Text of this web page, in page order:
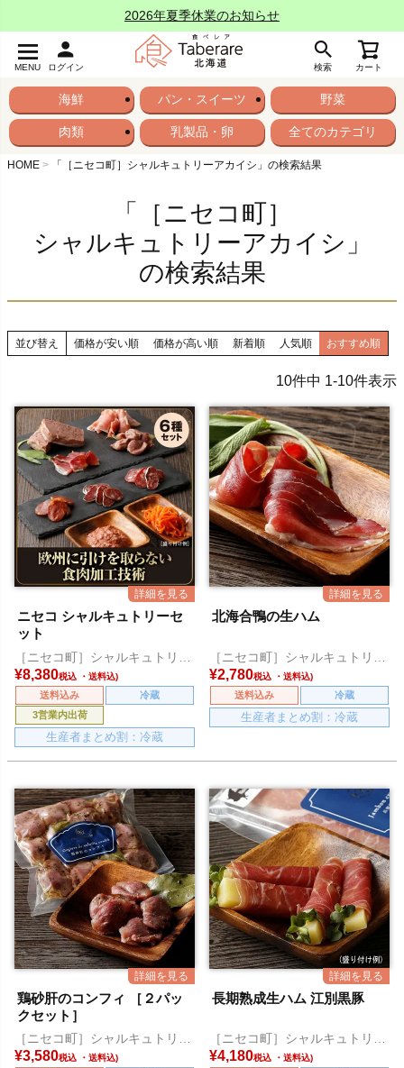
2026年夏季休業のお知らせ
MENU ログイン 検索 カート
海鮮 パン・スイーツ 野菜
肉類 乳製品・卵 全てのカテゴリ
HOME 「［ニセコ町］シャルキュトリーアカイシ」の検索結果
「［ニセコ町］
シャルキュトリーアカイシ」
の検索結果
並び替え 価格が安い順 価格が高い順 新着順 人気順 おすすめ順
10件中 1-10件表示
ニセコ シャルキュトリーセ
ット
［ニセコ町］シャルキュトリー
アカイシ
¥8,380税込
送料込み
冷蔵
3営業内出荷
生産者まとめ割：冷蔵
北海合鴨の生ハム
［ニセコ町］シャルキュトリー
アカイシ
¥2,780税込
送料込み 冷蔵
生産者まとめ割：冷蔵
鶏砂肝のコンフィ ［２パッ
クセット］
［ニセコ町］シャルキュトリー
アカイシ
¥3,580税込
長期熟成生ハム 江別黒豚
［ニセコ町］シャルキュトリー
アカイシ
¥4,180税込